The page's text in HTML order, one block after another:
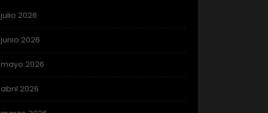
julio 2026
junio 2026
mayo 2026
abril 2026